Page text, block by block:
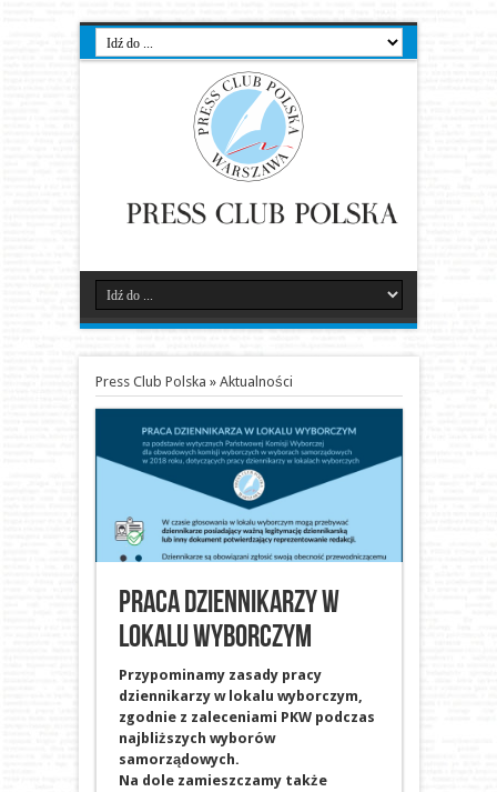
Press Club Polska » Aktualności
Praca dziennikarzy w
lokalu wyborczym
Przypominamy zasady pracy
dziennikarzy w lokalu wyborczym,
zgodnie z zaleceniami PKW podczas
najbliższych wyborów
samorządowych.
Na dole zamieszczamy także